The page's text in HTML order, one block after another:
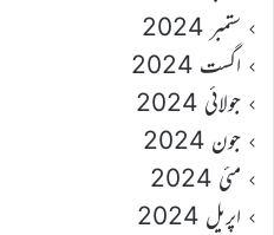
ستمبر 2024
اگست 2024
جولائی 2024
جون 2024
مئی 2024
اپریل 2024